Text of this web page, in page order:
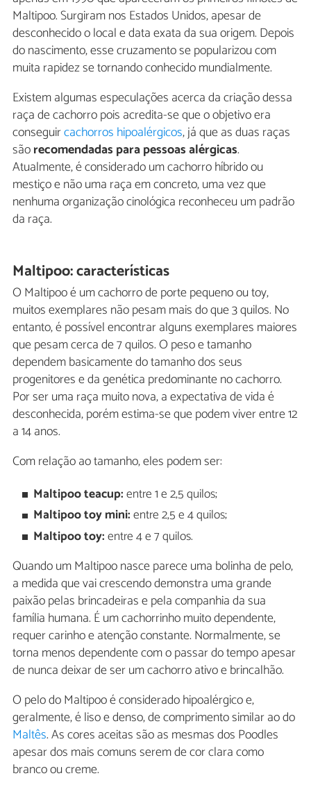
Maltipoo. Surgiram nos Estados Unidos, apesar de
desconhecido o local e data exata da sua origem. Depois
do nascimento, esse cruzamento se popularizou com
muita rapidez se tornando conhecido mundialmente.
Existem algumas especulações acerca da criação dessa
raça de cachorro pois acredita-se que o objetivo era
conseguircachorros hipoalérgicos, já que as duas raças
sãorecomendadas para pessoas alérgicas.
Atualmente, é considerado um cachorro híbrido ou
mestiço e não uma raça em concreto, uma vez que
nenhuma organização cinológica reconheceu um padrão
da raça.
Maltipoo: características
O Maltipoo é um cachorro de porte pequeno ou toy,
muitos exemplares não pesam mais do que 3 quilos. No
entanto, é possível encontrar alguns exemplares maiores
que pesam cerca de 7 quilos. O peso e tamanho
dependem basicamente do tamanho dos seus
progenitores e da genética predominante no cachorro.
Por ser uma raça muito nova, a expectativa de vida é
desconhecida, porém estima-se que podem viver entre 12
a 14 anos.
Com relação ao tamanho, eles podem ser:
Maltipoo teacup:entre 1 e 2,5 quilos;
Maltipoo toy mini:entre 2,5 e 4 quilos;
Maltipoo toy:entre 4 e 7 quilos.
Quando um Maltipoo nasce parece uma bolinha de pelo,
a medida que vai crescendo demonstra uma grande
paixão pelas brincadeiras e pela companhia da sua
família humana. É um cachorrinho muito dependente,
requer carinho e atenção constante. Normalmente, se
torna menos dependente com o passar do tempo apesar
de nunca deixar de ser um cachorro ativo e brincalhão.
O pelo do Maltipoo é considerado hipoalérgico e,
geralmente, é liso e denso, de comprimento similar ao do
Maltês. As cores aceitas são as mesmas dos Poodles
apesar dos mais comuns serem de cor clara como
branco ou creme.